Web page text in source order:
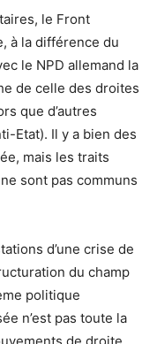
le Front
à la différence du
le NPD allemand la
de celle des droites
que d’autres
Etat). Il y a bien des
mais les traits
sont pas communs
d’une crise de
du champ
politique
n’est pas toute la
de droite